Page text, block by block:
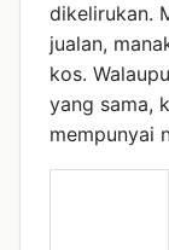
dikelirukan.
jualan,
kos.
yang sama,
mempunyai